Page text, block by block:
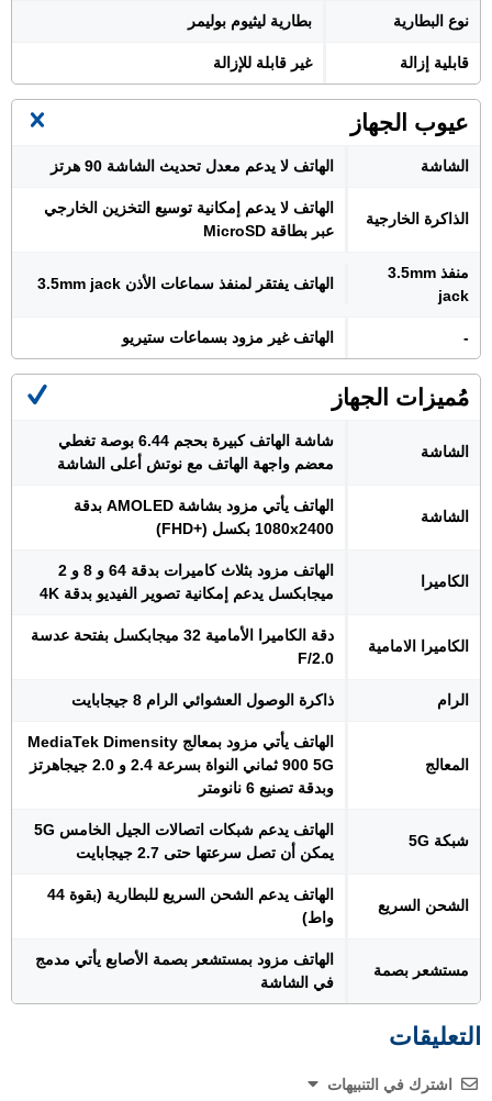
نوع البطارية بطارية ليثيوم بوليمر
قابلية إزالة غير قابلة للإزالة
عيوب الجهاز
الشاشة الهاتف لا يدعم معدل تحديث الشاشة 90 هرتز
الذاكرة الخارجية
الهاتف لا يدعم إمكانية توسيع التخزين الخارجي
عبر بطاقة MicroSD
منفذ 3.5mm
jack
الهاتف يفتقر لمنفذ سماعات الأذن 3.5mm jack
- الهاتف غير مزود بسماعات ستيريو
مُميزات الجهاز
الشاشة
شاشة الهاتف كبيرة بحجم 6.44 بوصة تغطي
معضم واجهة الهاتف مع نوتش أعلى الشاشة
الشاشة
الهاتف يأتي مزود بشاشة AMOLED بدقة
1080x2400 بكسل (+FHD)
الكاميرا
الهاتف مزود بثلاث كاميرات بدقة 64 و 8 و 2
ميجابكسل يدعم إمكانية تصوير الفيديو بدقة 4K
الكاميرا الامامية
دقة الكاميرا الأمامية 32 ميجابكسل بفتحة عدسة
F/2.0
الرام ذاكرة الوصول العشوائي الرام 8 جيجابايت
المعالج
الهاتف يأتي مزود بمعالج MediaTek Dimensity
900 5G ثماني النواة بسرعة 2.4 و 2.0 جيجاهرتز
وبدقة تصنيع 6 نانومتر
شبكة 5G
الهاتف يدعم شبكات اتصالات الجيل الخامس 5G
يمكن أن تصل سرعتها حتى 2.7 جيجابايت
الشحن السريع
الهاتف يدعم الشحن السريع للبطارية (بقوة 44
واط)
مستشعر بصمة
الهاتف مزود بمستشعر بصمة الأصابع يأتي مدمج
في الشاشة
التعليقات
اشترك في التنبيهات